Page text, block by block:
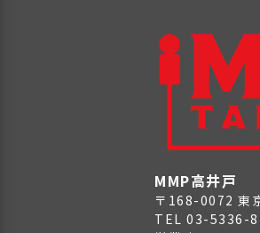
MMP高井戸
〒168-0072 東
TEL 03-5336-